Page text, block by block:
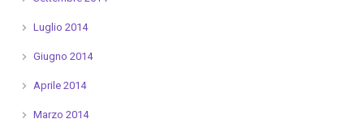
Luglio 2014
Giugno 2014
Aprile 2014
Marzo 2014